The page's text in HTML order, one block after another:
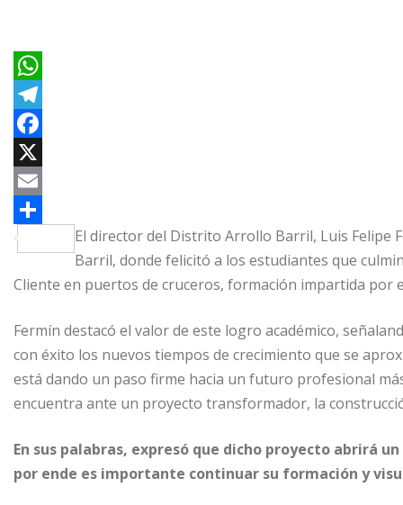
W
h
a
t
s
A
p
T
e
e
g
a
m
F
a
c
e
o
o
k
X
E
m
i
l
C
o
m
p
a
r
t
r
El director del Distrito Arrollo Barril, Luis Felipe
Barril, donde felicitó a los estudiantes que
Cliente en puertos de cruceros, formación impartida por
Fermín destacó el valor de este logro académico,
con éxito los nuevos tiempos de crecimiento que se
está dando un paso firme hacia un futuro profesional
encuentra ante un proyecto transformador, la
En sus palabras, expresó que dicho proyecto abrirá
por ende es importante continuar su formación y